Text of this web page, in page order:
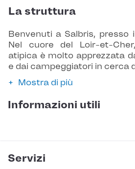
La struttura
Benvenuti a Salbris, presso
Nel cuore del Loir-et-
atipica è molto apprezzata
e dai campeggiatori in cerca
Mostra di più
Informazioni utili
Servizi